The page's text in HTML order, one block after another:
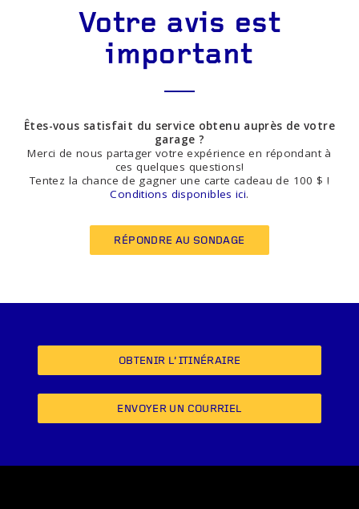
Votre avis est
important
Êtes-vous satisfait du service obtenu auprès de votre
garage ?
Merci de nous partager votre expérience en répondant à
ces quelques questions!
Tentez la chance de gagner une carte cadeau de 100 $ !
Conditions disponibles ici.
RÉPONDRE AU SONDAGE
OBTENIR L’ITINÉRAIRE
ENVOYER UN COURRIEL